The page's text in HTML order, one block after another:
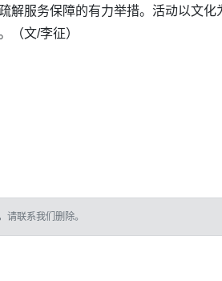
解服务保障的有力举措。活动以文
（文/李征）
联系我们删除。